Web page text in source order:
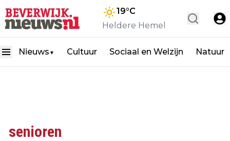
19°C
Heldere Hemel
Nieuws ▼ Cultuur Sociaal en Welzijn Natuur
senioren